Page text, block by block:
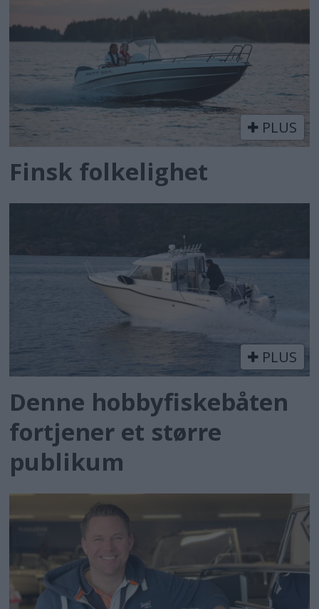
PLUS
Finsk folkelighet
PLUS
Denne hobbyfiskebåten
fortjener et større
publikum